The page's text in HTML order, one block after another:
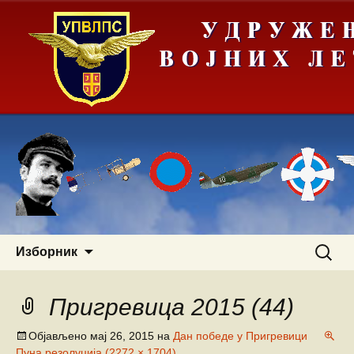
Изборник
Пригревица 2015 (44)
Објављено мај 26, 2015 на Дан победе у Пригревици